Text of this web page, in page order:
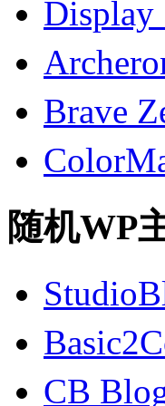
Display
Brave
随机WP
CB